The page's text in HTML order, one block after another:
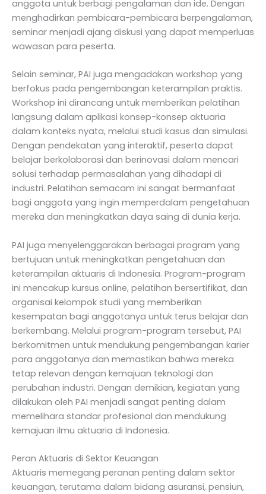
anggota untuk berbagi pengalaman dan ide. Dengan
menghadirkan pembicara-pembicara berpengalaman,
seminar menjadi ajang diskusi yang dapat memperluas
wawasan para peserta.
Selain seminar, PAI juga mengadakan workshop yang
berfokus pada pengembangan keterampilan praktis.
Workshop ini dirancang untuk memberikan pelatihan
langsung dalam aplikasi konsep-konsep aktuaria
dalam konteks nyata, melalui studi kasus dan simulasi.
Dengan pendekatan yang interaktif, peserta dapat
belajar berkolaborasi dan berinovasi dalam mencari
solusi terhadap permasalahan yang dihadapi di
industri. Pelatihan semacam ini sangat bermanfaat
bagi anggota yang ingin memperdalam pengetahuan
mereka dan meningkatkan daya saing di dunia kerja.
PAI juga menyelenggarakan berbagai program yang
bertujuan untuk meningkatkan pengetahuan dan
keterampilan aktuaris di Indonesia. Program-program
ini mencakup kursus online, pelatihan bersertifikat, dan
organisai kelompok studi yang memberikan
kesempatan bagi anggotanya untuk terus belajar dan
berkembang. Melalui program-program tersebut, PAI
berkomitmen untuk mendukung pengembangan karier
para anggotanya dan memastikan bahwa mereka
tetap relevan dengan kemajuan teknologi dan
perubahan industri. Dengan demikian, kegiatan yang
dilakukan oleh PAI menjadi sangat penting dalam
memelihara standar profesional dan mendukung
kemajuan ilmu aktuaria di Indonesia.
Peran Aktuaris di Sektor Keuangan
Aktuaris memegang peranan penting dalam sektor
keuangan, terutama dalam bidang asuransi, pensiun,